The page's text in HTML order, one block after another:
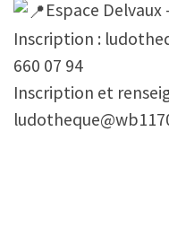
Espace Delvaux
Inscription :
660 07 94
Inscription et